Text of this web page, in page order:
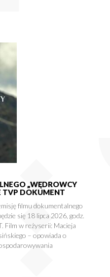
„WĘDROWCY
TVP DOKUMENT
filmu dokumentalnego
się 18 lipca 2026, godz.
Film w reżyserii: Macieja
– opowiada o